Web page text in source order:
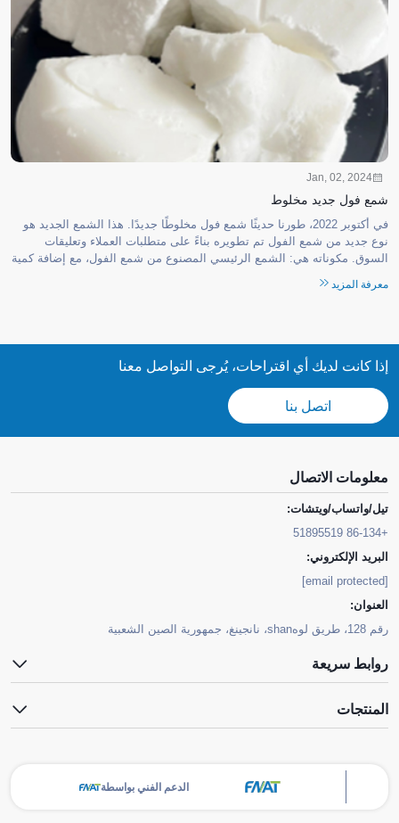
Jan, 02, 2024
شمع فول جديد مخلوط
في أكتوبر 2022، طورنا حديثًا شمع فول مخلوطًا جديدًا. هذا الشمع الجديد هو
نوع جديد من شمع الفول تم تطويره بناءً على متطلبات العملاء وتعليقات
السوق. مكوناته هي: الشمع الرئيسي المصنوع من شمع الفول، مع إضافة كمية
معرفة المزيد
إذا كانت لديك أي اقتراحات، يُرجى التواصل معنا
اتصل بنا
معلومات الاتصال
تيل/واتساب/ويتشات:
+86-134 51895519
البريد الإلكتروني:
[email protected]
العنوان:
رقم 128، طريق لوهshan، نانجينغ، جمهورية الصين الشعبية
روابط سريعة
المنتجات
الدعم الفني بواسطة